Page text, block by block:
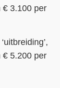
€ 3.100 per
€ 5.200 per